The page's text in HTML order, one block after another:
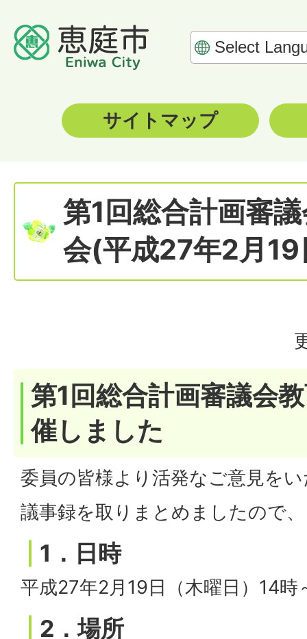
サイトマップ
第1回総合計画審
会(平成27年2月
第1回総合計画審議会
催しました
委員の皆様より活発なご意見を
議事録を取りまとめましたので
1．日時
平成27年2月19日（木曜日）14時
2．場所